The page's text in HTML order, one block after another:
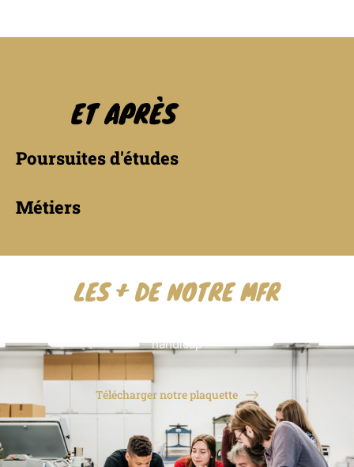
ET APRÈS
Poursuites d'études
Métiers
LES + DE NOTRE MFR
handicap
Télécharger notre plaquette